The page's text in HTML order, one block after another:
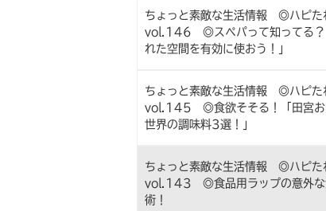
ちょっと素敵な生活情報 ◎ハピた
vol.146 ◎スペパって知ってる？
れた空間を有効に使おう！」
ちょっと素敵な生活情報 ◎ハピた
vol.145 ◎食欲そそる！「田宮お
世界の調味料3選！」
ちょっと素敵な生活情報 ◎ハピた
vol.143 ◎食品用ラップの意外な
術！